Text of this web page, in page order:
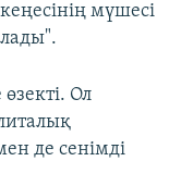
мүшесі
Ол
де сенімді